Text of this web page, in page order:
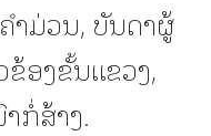
າມ່ວນ, ບັນດາຜູ້
ອງຂັ້ນແຂວງ,
ກໍ່ສ້າງ.